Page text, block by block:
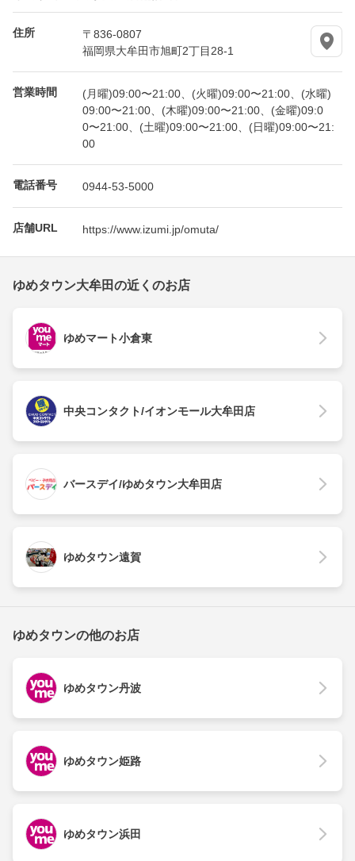
住所
〒836-0807
福岡県大牟田市旭町2丁目28-1
営業時間
(月曜)09:00〜21:00、(火曜)09:00〜21:00、(水曜)
09:00〜21:00、(木曜)09:00〜21:00、(金曜)09:0
0〜21:00、(土曜)09:00〜21:00、(日曜)09:00〜21:
00
電話番号 0944-53-5000
店舗URL https://www.izumi.jp/omuta/
ゆめタウン大牟田の近くのお店
ゆめマート小倉東
中央コンタクト/イオンモール大牟田店
バースデイ/ゆめタウン大牟田店
ゆめタウン遠賀
ゆめタウンの他のお店
ゆめタウン丹波
ゆめタウン姫路
ゆめタウン浜田